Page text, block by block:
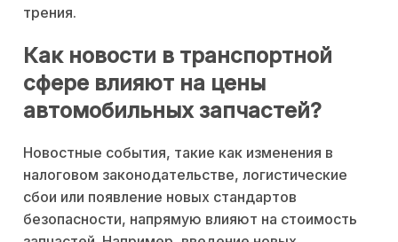
трения.
Как новости в транспортной
сфере влияют на цены
автомобильных запчастей?
Новостные события, такие как изменения в
налоговом законодательстве, логистические
сбои или появление новых стандартов
безопасности, напрямую влияют на стоимость